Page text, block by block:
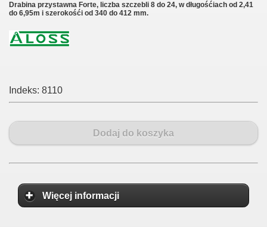
Drabina przystawna Forte, liczba szczebli 8 do 24, w długośćiach od 2,41
do 6,95m i szerokośći od 340 do 412 mm.
Indeks: 8110
Dodaj do koszyka
Więcej informacji